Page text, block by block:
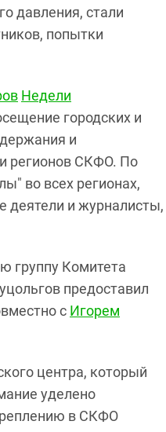
давления, стали
попытки
Недели
городских и
и
регионов СКФО. По
во всех регионах,
деятели и журналисты,
группу Комитета
предоставил
с Игорем
центра, который
уделено
в СКФО